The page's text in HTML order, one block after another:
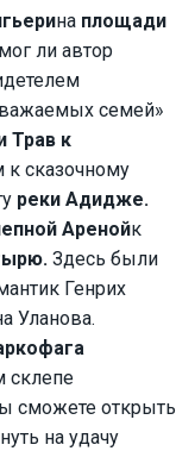
на площади
ли автор
семей»
Трав к
к сказочному
реки Адидже.
Аренойк
Здесь были
Генрих
Уланова.
склепе
сможете открыть
на удачу